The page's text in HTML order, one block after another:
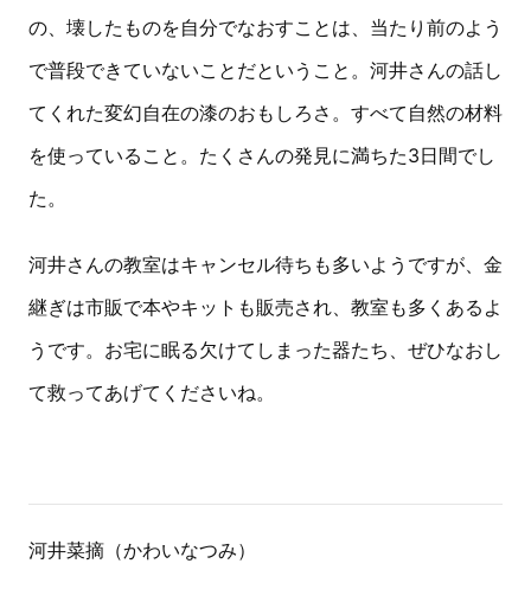
の、壊したものを自分でなおすことは、当たり前のよう
で普段できていないことだということ。河井さんの話し
てくれた変幻自在の漆のおもしろさ。すべて自然の材料
を使っていること。たくさんの発見に満ちた3日間でし
た。
河井さんの教室はキャンセル待ちも多いようですが、金
継ぎは市販で本やキットも販売され、教室も多くあるよ
うです。お宅に眠る欠けてしまった器たち、ぜひなおし
て救ってあげてくださいね。
河井菜摘（かわいなつみ）